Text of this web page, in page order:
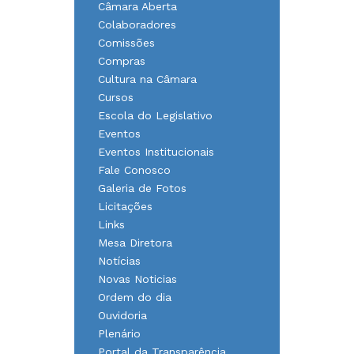
Câmara Aberta
Colaboradores
Comissões
Compras
Cultura na Câmara
Cursos
Escola do Legislativo
Eventos
Eventos Institucionais
Fale Conosco
Galeria de Fotos
Licitações
Links
Mesa Diretora
Notícias
Novas Noticias
Ordem do dia
Ouvidoria
Plenário
Portal da Transparência